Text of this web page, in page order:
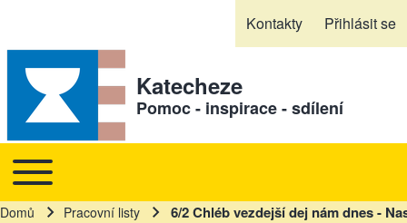
Kontakty Přihlásit se
Katecheze
Pomoc - inspirace - sdílení
Hlavní navigace
Toggle main menu
Domů Pracovní listy 6/2 Chléb vezdejší dej nám dnes -